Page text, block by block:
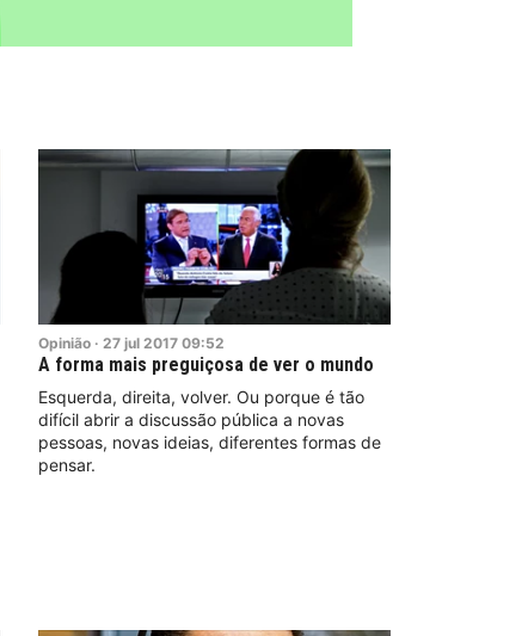
Opinião · 27 jul 2017 09:52
A forma mais preguiçosa de ver o mundo
Esquerda, direita, volver. Ou porque é tão
difícil abrir a discussão pública a novas
pessoas, novas ideias, diferentes formas de
pensar.